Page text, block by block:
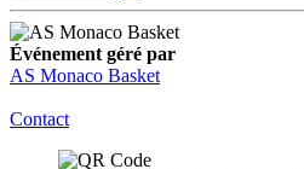
Événement géré par
AS Monaco Basket
Contact